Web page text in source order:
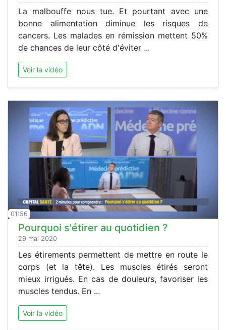
La malbouffe nous tue. Et pourtant avec une
bonne alimentation diminue les risques de
cancers. Les malades en rémission mettent 50%
de chances de leur côté d'éviter ...
Voir la vidéo
01:56
Pourquoi s'étirer au quotidien ?
29 mai 2020
Les étirements permettent de mettre en route le
corps (et la tête). Les muscles étirés seront
mieux irrigués. En cas de douleurs, favoriser les
muscles tendus. En ...
Voir la vidéo